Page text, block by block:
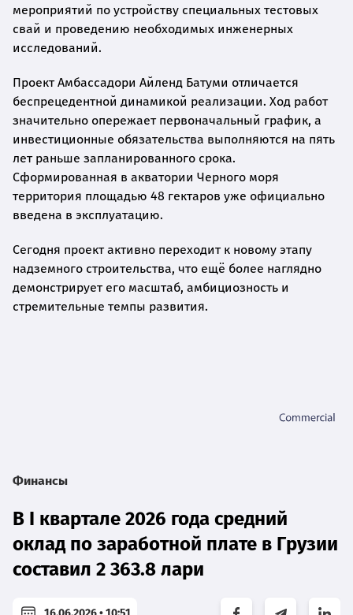
мероприятий по устройству специальных тестовых
свай и проведению необходимых инженерных
исследований.
Проект Амбассадори Айленд Батуми отличается
беспрецедентной динамикой реализации. Ход работ
значительно опережает первоначальный график, а
инвестиционные обязательства выполняются на пять
лет раньше запланированного срока.
Сформированная в акватории Черного моря
территория площадью 48 гектаров уже официально
введена в эксплуатацию.
Сегодня проект активно переходит к новому этапу
надземного строительства, что ещё более наглядно
демонстрирует его масштаб, амбициозность и
стремительные темпы развития.
Финансы
В I квартале 2026 года средний
оклад по заработной плате в Грузии
составил 2 363.8 лари